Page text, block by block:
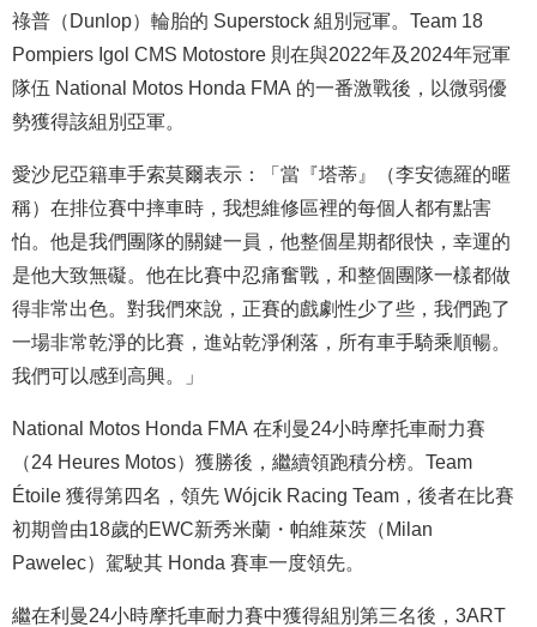
祿普（Dunlop）輪胎的 Superstock 組別冠軍。Team 18
Pompiers Igol CMS Motostore 則在與2022年及2024年冠軍
隊伍 National Motos Honda FMA 的一番激戰後，以微弱優
勢獲得該組別亞軍。
愛沙尼亞籍車手索莫爾表示：「當『塔蒂』（李安德羅的暱
稱）在排位賽中摔車時，我想維修區裡的每個人都有點害
怕。他是我們團隊的關鍵一員，他整個星期都很快，幸運的
是他大致無礙。他在比賽中忍痛奮戰，和整個團隊一樣都做
得非常出色。對我們來說，正賽的戲劇性少了些，我們跑了
一場非常乾淨的比賽，進站乾淨俐落，所有車手騎乘順暢。
我們可以感到高興。」
National Motos Honda FMA 在利曼24小時摩托車耐力賽
（24 Heures Motos）獲勝後，繼續領跑積分榜。Team
Étoile 獲得第四名，領先 Wójcik Racing Team，後者在比賽
初期曾由18歲的EWC新秀米蘭・帕維萊茨（Milan
Pawelec）駕駛其 Honda 賽車一度領先。
繼在利曼24小時摩托車耐力賽中獲得組別第三名後，3ART